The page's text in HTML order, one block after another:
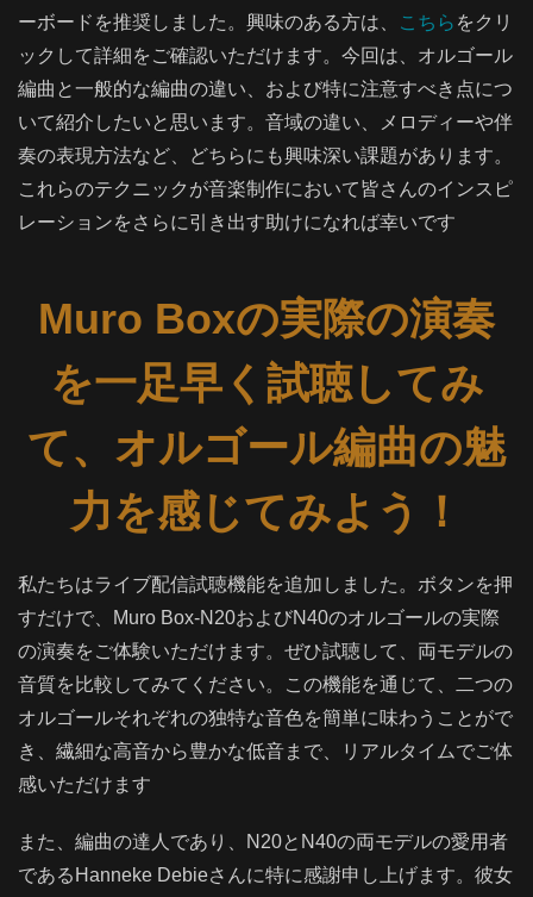
ーボードを推奨しました。興味のある方は、
こちら をクリ
ックして詳細をご確認いただけます。今回は、オルゴール
編曲と一般的な編曲の違い、および特に注意すべき点につ
いて紹介したいと思います。音域の違い、メロディーや伴
奏の表現方法など、どちらにも興味深い課題があります。
これらのテクニックが音楽制作において皆さんのインスピ
レーションをさらに引き出す助けになれば幸いです
Muro Boxの実際の演奏
を一足早く試聴してみ
て、オルゴール編曲の魅
力を感じてみよう！
私たちはライブ配信試聴機能を追加しました。ボタンを押
すだけで、Muro Box-N20およびN40のオルゴールの実際
の演奏をご体験いただけます。ぜひ試聴して、両モデルの
音質を比較してみてください。この機能を通じて、二つの
オルゴールそれぞれの独特な音色を簡単に味わうことがで
き、繊細な高音から豊かな低音まで、リアルタイムでご体
感いただけます
また、編曲の達人であり、N20とN40の両モデルの愛用者
であるHanneke Debieさんに特に感謝申し上げます。彼女